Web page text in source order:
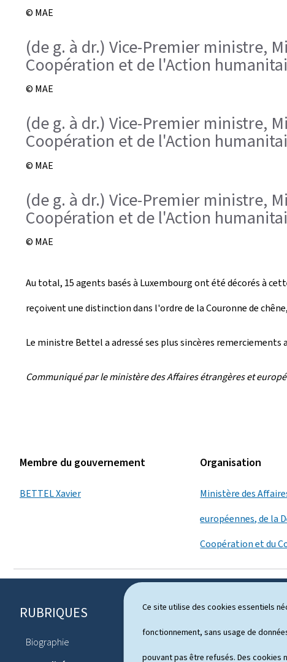
Ce site utilise des cookies essentiels
fonctionnement, sans usage de
pouvant pas être refusés. Des cookies
© MAE
(de g. à dr.) Vice-Premier ministre,
Coopération et de l'Action
© MAE
(de g. à dr.) Vice-Premier ministre,
Coopération et de l'Action
© MAE
(de g. à dr.) Vice-Premier ministre,
Coopération et de l'Action
© MAE
Au total, 15 agents basés à Luxembourg ont été décorés à
reçoivent une distinction dans l'ordre de la Couronne de
Le ministre Bettel a adressé ses plus sincères remerciements
Communiqué par le ministère des Affaires étrangères et
Membre du gouvernement
BETTEL Xavier
Organisation
Ministère des
européennes, de la
Coopération et du
PRUBRIQUES
Biographie